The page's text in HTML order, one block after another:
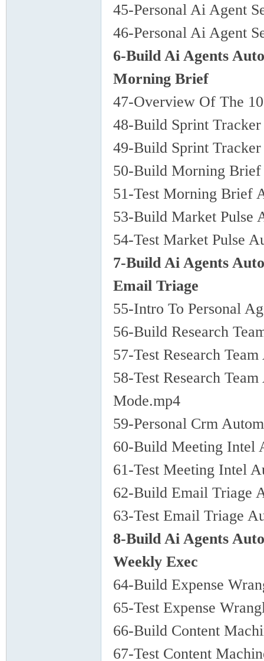
45-Personal Ai Agent
46-Personal Ai Agent
6-Build Ai Agents
Morning Brief
47-Overview Of The
48-Build Sprint
49-Build Sprint
50-Build Morning
51-Test Morning Brief
53-Build Market Pulse
54-Test Market Pulse
7-Build Ai Agents
Email Triage
55-Intro To Personal
56-Build Research
57-Test Research
58-Test Research
Mode.mp4
59-Personal Crm
60-Build Meeting Intel
61-Test Meeting Intel
62-Build Email Triage
63-Test Email Triage
8-Build Ai Agents
Weekly Exec
64-Build Expense
65-Test Expense
66-Build Content
67-Test Content